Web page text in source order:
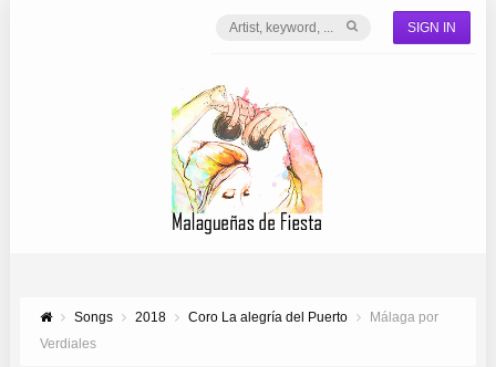
SIGN IN
Songs 2018 Coro La alegría del Puerto
Málaga por
Verdiales